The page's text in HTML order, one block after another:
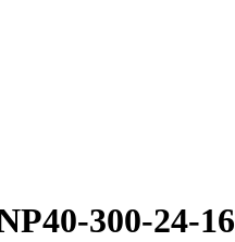
300-24-16